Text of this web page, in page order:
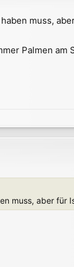
muss,
Palmen am
muss, aber für